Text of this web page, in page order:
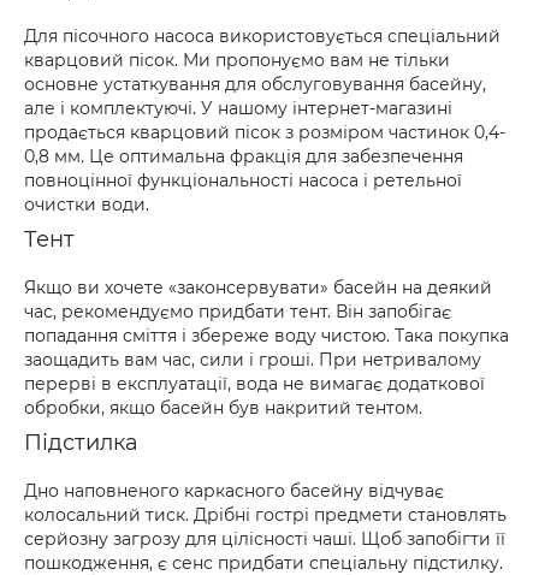
Для пісочного насоса використовується спеціальний
кварцовий пісок. Ми пропонуємо вам не тільки
основне устаткування для обслуговування басейну,
але і комплектуючі. У нашому інтернет-магазині
продається кварцовий пісок з розміром частинок 0,4-
0,8 мм. Це оптимальна фракція для забезпечення
повноцінної функціональності насоса і ретельної
очистки води.
Тент
Якщо ви хочете «законсервувати» басейн на деякий
час, рекомендуємо придбати тент. Він запобігає
попадання сміття і збереже воду чистою. Така покупка
заощадить вам час, сили і гроші. При нетривалому
перерві в експлуатації, вода не вимагає додаткової
обробки, якщо басейн був накритий тентом.
Підстилка
Дно наповненого каркасного басейну відчуває
колосальний тиск. Дрібні гострі предмети становлять
серйозну загрозу для цілісності чаші. Щоб запобігти її
пошкодження, є сенс придбати спеціальну підстилку.